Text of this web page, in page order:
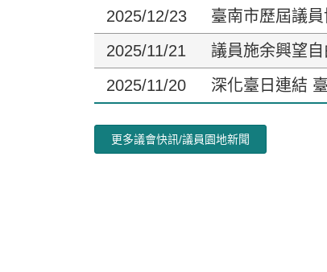
2025/12/23
臺南市歷屆議
2025/11/21
議員施余興望
2025/11/20
深化臺日連結
更多議會快訊/議員園地新聞